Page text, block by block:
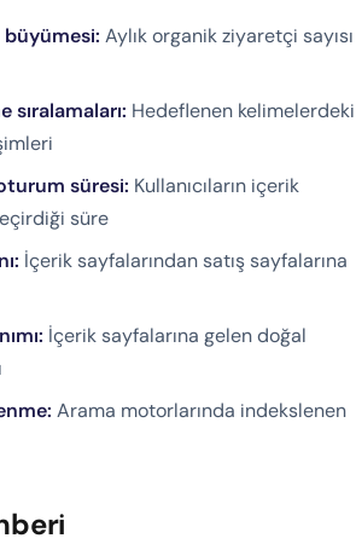
Aylık organik ziyaretçi sayısı
sıralamaları: Hedeflenen kelimelerdeki
süresi: Kullanıcıların içerik
süre
İçerik sayfalarından satış sayfalarına
İçerik sayfalarına gelen doğal
Arama motorlarında indekslenen